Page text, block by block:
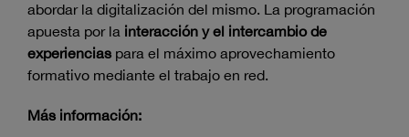
abordar la digitalización del mismo. La programación
apuesta por la interacción y el intercambio de
experiencias para el máximo aprovechamiento
formativo mediante el trabajo en red.
Más información: